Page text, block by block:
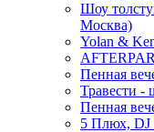
Шоу
Москва)
Yolan &
Пенная
Травести -
Пенная
5 Плюх, DJ